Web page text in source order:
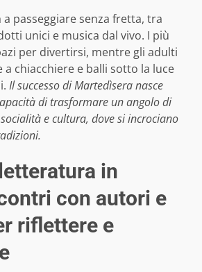
a passeggiare senza fretta, tra
unici e musica dal vivo. I più
per divertirsi, mentre gli adulti
a chiacchiere e balli sotto la luce
Il successo di Martedìsera nasce
di trasformare un angolo di
e cultura, dove si incrociano
in
con autori e
riflettere e